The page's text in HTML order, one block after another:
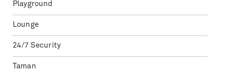
Playground
Lounge
24/7 Security
Taman